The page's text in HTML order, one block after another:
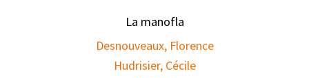
La manofla
Desnouveaux, Florence
Hudrisier, Cécile